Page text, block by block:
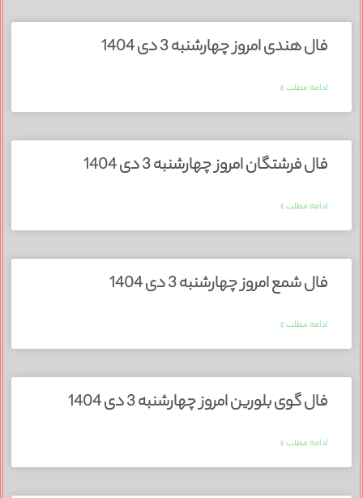
فال هندی امروز چهارشنبه 3 دی 1404
ادامه مطلب »
فال فرشتگان امروز چهارشنبه 3 دی 1404
ادامه مطلب »
فال شمع امروز چهارشنبه 3 دی 1404
ادامه مطلب »
فال گوی بلورین امروز چهارشنبه 3 دی 1404
ادامه مطلب »